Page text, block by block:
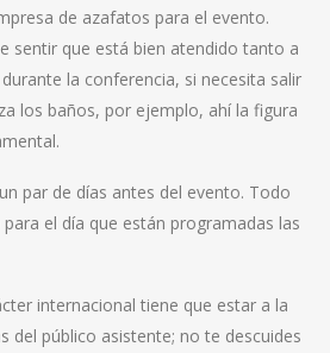
de azafatos para el evento.
sentir que está bien atendido tanto a
la conferencia, si necesita salir
los baños, por ejemplo, ahí la figura
par de días antes del evento. Todo
el día que están programadas las
internacional tiene que estar a la
del público asistente; no te descuides